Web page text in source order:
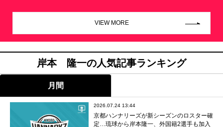
VIEW MORE
岸本 隆一の人気記事ランキング
月間
2026.07.24 13:44
京都ハンナリーズが新シーズンのロスター確
定…琉球から岸本隆一、外国籍2選手も加入